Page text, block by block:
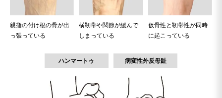
親指の付け根の骨が出
っ張っている
横靭帯や関節が緩んで
しまっている
仮骨性と靭帯性が同時
に起こっている
ハンマートゥ 病変性外反母趾